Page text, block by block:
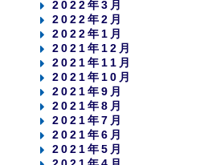
2022年3月
2022年2月
2022年1月
2021年12月
2021年11月
2021年10月
2021年9月
2021年8月
2021年7月
2021年6月
2021年5月